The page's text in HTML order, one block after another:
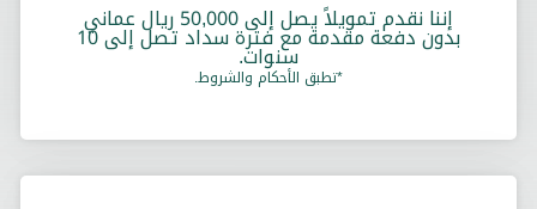
إننا نقدم تمويلاً يصل إلى 50,000 ريال عماني
بدون دفعة مقدمة مع فترة سداد تصل إلى 10
سنوات.
*تطبق الأحكام والشروط.